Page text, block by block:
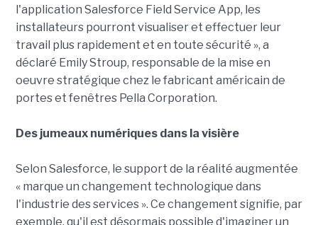
l'application Salesforce Field Service App, les
installateurs pourront visualiser et effectuer leur
travail plus rapidement et en toute sécurité », a
déclaré Emily Stroup, responsable de la mise en
oeuvre stratégique chez le fabricant américain de
portes et fenêtres Pella Corporation.
Des jumeaux numériques dans la visière
Selon Salesforce, le support de la réalité augmentée
« marque un changement technologique dans
l'industrie des services ». Ce changement signifie, par
exemple, qu'il est désormais possible d'imaginer un